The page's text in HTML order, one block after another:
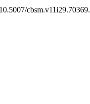
cbsm.v11i29.70369.